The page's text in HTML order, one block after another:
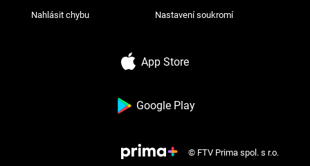
Nahlásit chybu Nastavení soukromí
App Store
Google Play
© FTV Prima spol. s r.o.